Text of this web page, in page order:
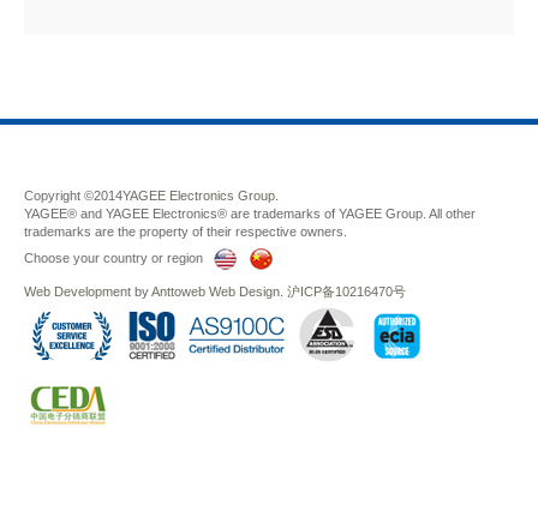
Copyright ©2014YAGEE Electronics Group.
YAGEE® and YAGEE Electronics® are trademarks of YAGEE Group. All other
trademarks are the property of their respective owners.
Choose your country or region
Web Development byAnttoweb Web Design 沪ICP备10216470号